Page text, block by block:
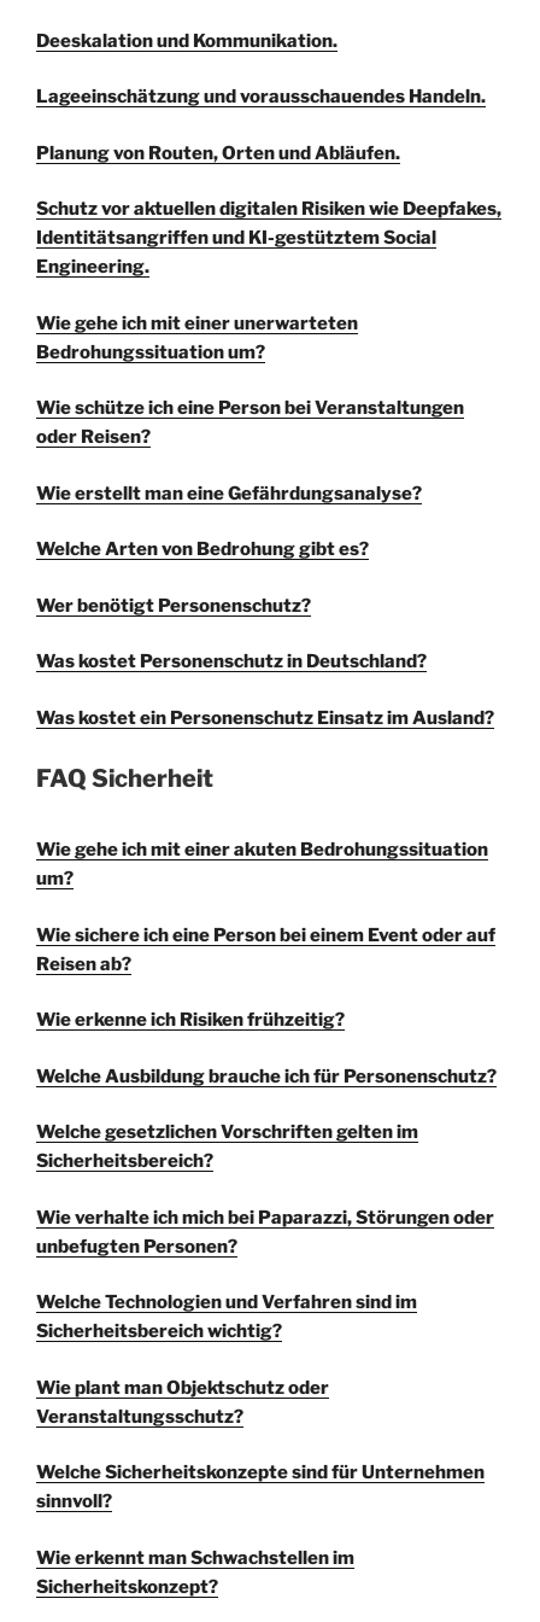
Deeskalation und Kommunikation.
Lageeinschätzung und vorausschauendes Handeln.
Planung von Routen, Orten und Abläufen.
Schutz vor aktuellen digitalen Risiken wie Deepfakes,
Identitätsangriffen und KI-gestütztem Social
Engineering.
Wie gehe ich mit einer unerwarteten
Bedrohungssituation um?
Wie schütze ich eine Person bei Veranstaltungen
oder Reisen?
Wie erstellt man eine Gefährdungsanalyse?
Welche Arten von Bedrohung gibt es?
Wer benötigt Personenschutz?
Was kostet Personenschutz in Deutschland?
Was kostet ein Personenschutz Einsatz im Ausland?
FAQ Sicherheit
Wie gehe ich mit einer akuten Bedrohungssituation
um?
Wie sichere ich eine Person bei einem Event oder auf
Reisen ab?
Wie erkenne ich Risiken frühzeitig?
Welche Ausbildung brauche ich für Personenschutz?
Welche gesetzlichen Vorschriften gelten im
Sicherheitsbereich?
Wie verhalte ich mich bei Paparazzi, Störungen oder
unbefugten Personen?
Welche Technologien und Verfahren sind im
Sicherheitsbereich wichtig?
Wie plant man Objektschutz oder
Veranstaltungsschutz?
Welche Sicherheitskonzepte sind für Unternehmen
sinnvoll?
Wie erkennt man Schwachstellen im
Sicherheitskonzept?